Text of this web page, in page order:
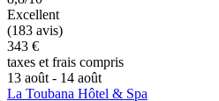
Excellent
(183 avis)
343 €
taxes et frais compris
13 août - 14 août
La Toubana Hôtel & Spa